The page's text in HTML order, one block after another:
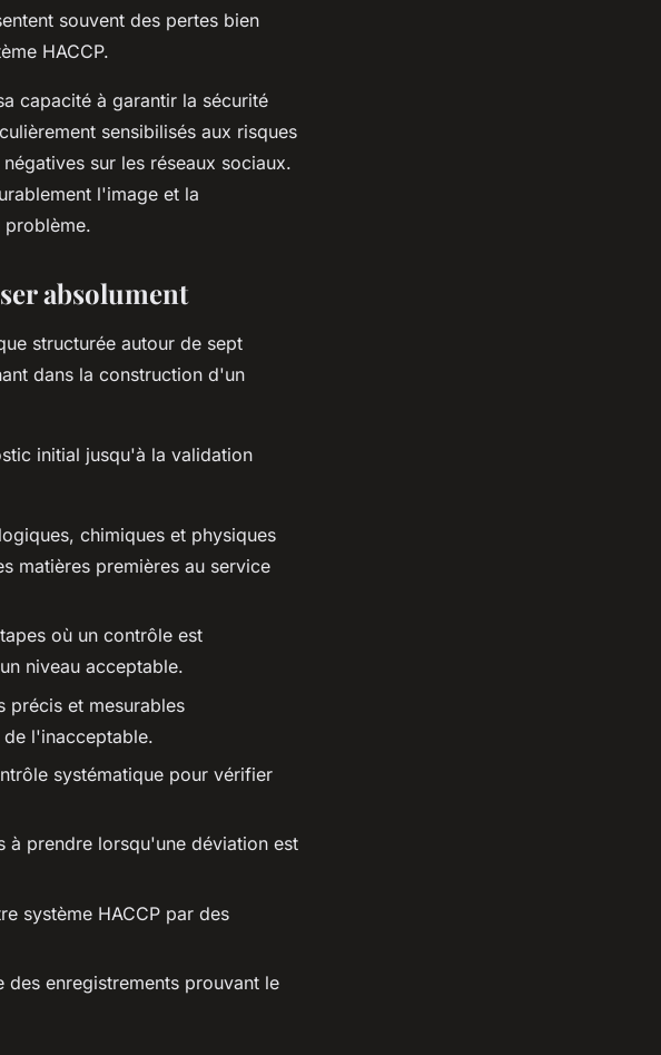
souvent des pertes bien
HACCP.
capacité à garantir la sécurité
sensibilisés aux risques
sur les réseaux sociaux.
l'image et la
problème.
absolument
structurée autour de sept
dans la construction d'un
initial jusqu'à la validation
chimiques et physiques
matières premières au service
où un contrôle est
niveau acceptable.
précis et mesurables
l'inacceptable.
systématique pour vérifier
à prendre lorsqu'une déviation est
système HACCP par des
enregistrements prouvant le